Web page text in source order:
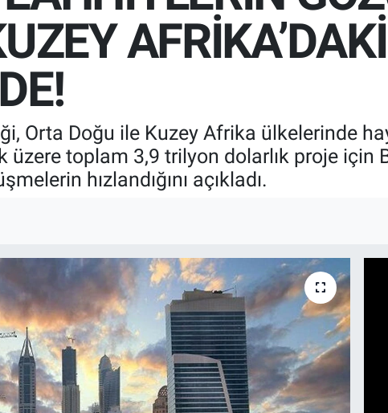
AFRİKA’DAKİ
Orta Doğu ile Kuzey Afrika ülkelerinde
üzere toplam 3,9 trilyon dolarlık proje için
hızlandığını açıkladı.